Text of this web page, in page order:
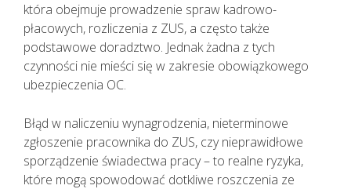
która obejmuje prowadzenie spraw kadrowo-
płacowych, rozliczenia z ZUS, a często także
podstawowe doradztwo. Jednak żadna z tych
czynności nie mieści się w zakresie obowiązkowego
ubezpieczenia OC.
Błąd w naliczeniu wynagrodzenia, nieterminowe
zgłoszenie pracownika do ZUS, czy nieprawidłowe
sporządzenie świadectwa pracy – to realne ryzyka,
które mogą spowodować dotkliwe roszczenia ze